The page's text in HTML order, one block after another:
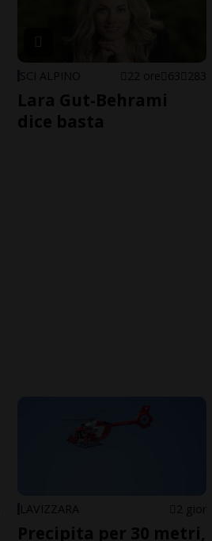
SCI ALPINO 22 ore 63 283
Lara Gut-Behrami
dice basta
LAVIZZARA 2 gior
Precipita per 30 metri,